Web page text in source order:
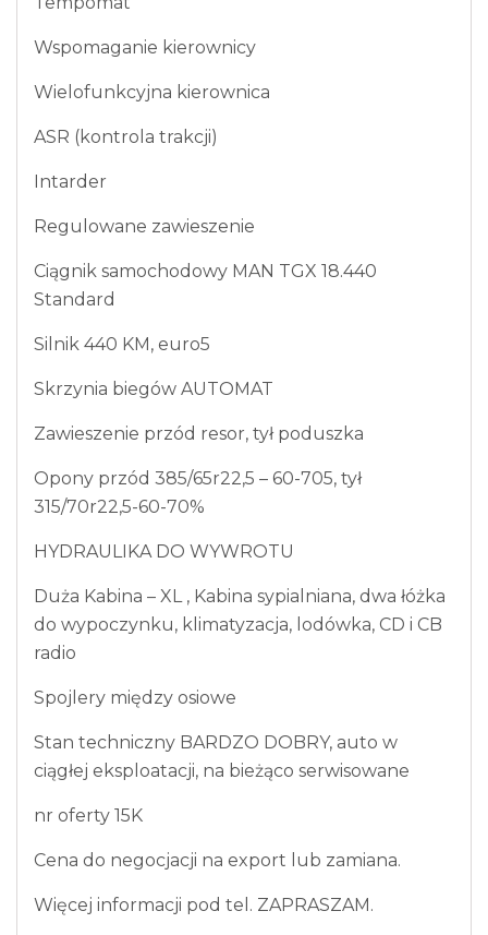
Wspomaganie kierownicy
Wielofunkcyjna kierownica
ASR (kontrola trakcji)
Intarder
Regulowane zawieszenie
Ciągnik samochodowy MAN TGX 18.440
Standard
Silnik 440 KM, euro5
Skrzynia biegów AUTOMAT
Zawieszenie przód resor, tył poduszka
Opony przód 385/65r22,5 – 60-705, tył
315/70r22,5-60-70%
HYDRAULIKA DO WYWROTU
Duża Kabina – XL , Kabina sypialniana, dwa łóżka
do wypoczynku, klimatyzacja, lodówka, CD i CB
radio
Spojlery między osiowe
Stan techniczny BARDZO DOBRY, auto w
ciągłej eksploatacji, na bieżąco serwisowane
nr oferty 15K
Cena do negocjacji na export lub zamiana.
Więcej informacji pod tel. ZAPRASZAM.